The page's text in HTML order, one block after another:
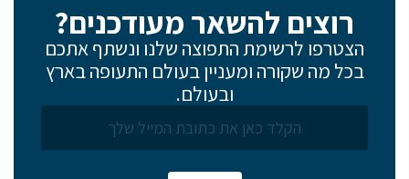
רוצים להשאר מעודכנים?
הצטרפו לרשימת התפוצה שלנו ונשתף אתכם
בכל מה שקורה ומעניין בעולם התעופה בארץ
ובעולם.